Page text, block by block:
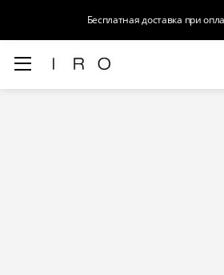
Бесплатная доставка при